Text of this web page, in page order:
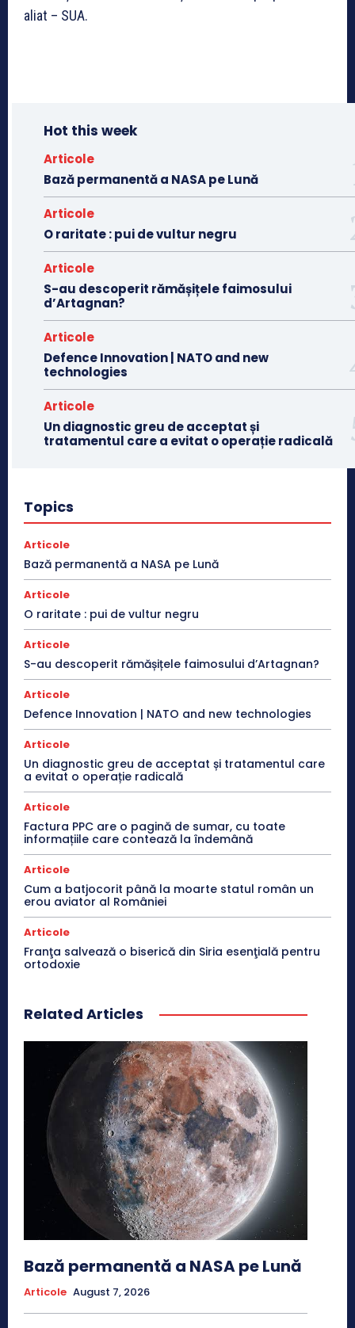
aliat – SUA.
Hot this week
Articole
Bază permanentă a NASA pe Lună
Articole
O raritate : pui de vultur negru
Articole
S-au descoperit rămășițele faimosului
d’Artagnan?
Articole
Defence Innovation | NATO and new
technologies
Articole
Un diagnostic greu de acceptat și
tratamentul care a evitat o operație radicală
Topics
Articole
Bază permanentă a NASA pe Lună
Articole
O raritate : pui de vultur negru
Articole
S-au descoperit rămășițele faimosului d’Artagnan?
Articole
Defence Innovation | NATO and new technologies
Articole
Un diagnostic greu de acceptat și tratamentul care
a evitat o operație radicală
Articole
Factura PPC are o pagină de sumar, cu toate
informațiile care contează la îndemână
Articole
Cum a batjocorit până la moarte statul român un
erou aviator al României
Articole
Franţa salvează o biserică din Siria esenţială pentru
ortodoxie
Related Articles
Bază permanentă a NASA pe Lună
Articole August 7, 2026